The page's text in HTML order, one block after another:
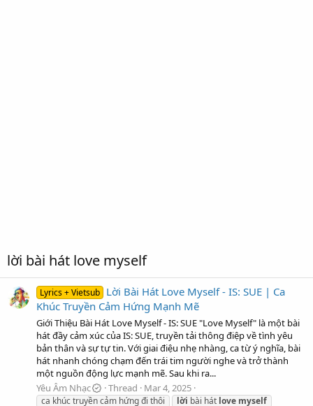
lời bài hát love myself
Lyrics + Vietsub Lời Bài Hát Love Myself - IS: SUE | Ca
Khúc Truyền Cảm Hứng Mạnh Mẽ
Giới Thiệu Bài Hát Love Myself - IS: SUE "Love Myself" là một bài
hát đầy cảm xúc của IS: SUE, truyền tải thông điệp về tình yêu
bản thân và sự tự tin. Với giai điệu nhẹ nhàng, ca từ ý nghĩa, bài
hát nhanh chóng chạm đến trái tim người nghe và trở thành
một nguồn động lực mạnh mẽ. Sau khi ra...
Yêu Âm Nhạc
Thread Mar 4, 2025
ca khúc truyền cảm hứng đi thôi lời bài hát love myself